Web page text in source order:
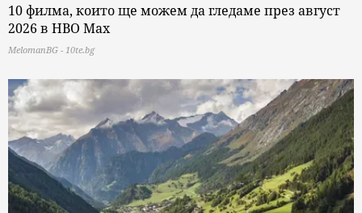
10 филма, които ще можем да гледаме през август
2026 в HBO Max
MelomanBG - 10te.bg